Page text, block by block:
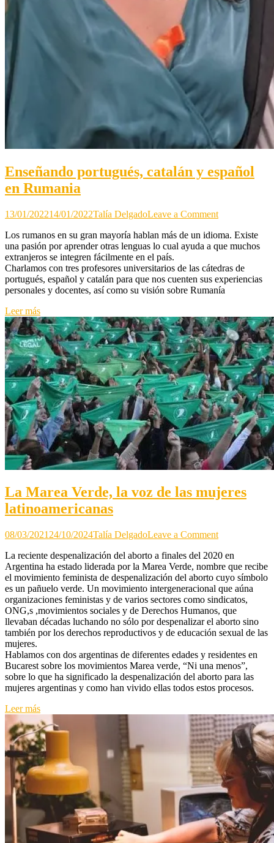
Enseñando portugués, catalán y español
en Rumania
13/01/202214/01/2022Talía DelgadoLeave a Commenton
portugués,
catalán
español
en
Rumania
Los rumanos en su gran mayoría hablan más de un idioma. Existe
una pasión por aprender otras lenguas lo cual ayuda a que muchos
extranjeros se integren fácilmente en el país.
Charlamos con tres profesores universitarios de las cátedras de
portugués, español y catalán para que nos cuenten sus experiencias
personales y docentes, así como su visión sobre Rumanía
Leer más
La Marea Verde, la voz de las mujeres
latinoamericanas
08/03/2021 24/10/2024Talía DelgadoLeave a Commenton
Marea
Verde,
la
voz
de
las
mujeres
La reciente despenalización del aborto a finales del 2020 en
Argentina ha estado liderada por la Marea Verde, nombre que recibe
el movimiento feminista de despenalización del aborto cuyo símbolo
es un pañuelo verde. Un movimiento intergeneracional que aúna
organizaciones feministas y de varios sectores como sindicatos,
ONG,s ,movimientos sociales y de Derechos Humanos, que
llevaban décadas luchando no sólo por despenalizar el aborto sino
también por los derechos reproductivos y de educación sexual de las
mujeres.
Hablamos con dos argentinas de diferentes edades y residentes en
Bucarest sobre los movimientos Marea verde, “Ni una menos”,
sobre lo que ha significado la despenalización del aborto para las
mujeres argentinas y como han vivido ellas todos estos procesos.
Leer más